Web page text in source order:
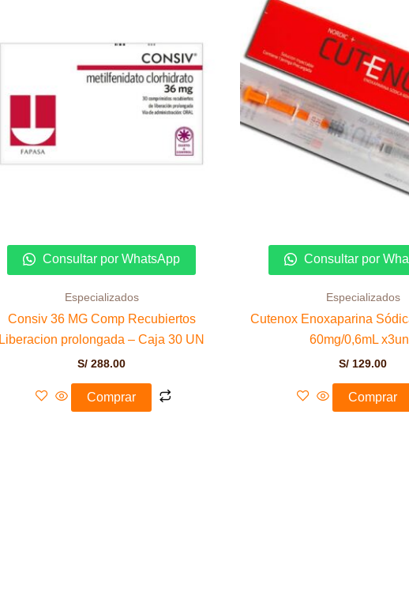
Consultar por WhatsApp
Especializados
Consiv 36 MG Comp Recubiertos
Liberacion prolongada – Caja 30 UN
S/ 288.00
Comprar
Consultar por
Especializados
Cutenox Enoxaparina
60mg/0,6mL
S/ 129.00
Comprar